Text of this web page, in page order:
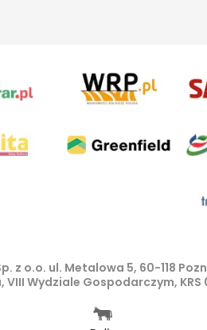
z o.o. ul. Metalowa 5, 60-118
Wydziale Gospodarczym, KRS
w ramach niniejszego
kopiowanie i dalsze